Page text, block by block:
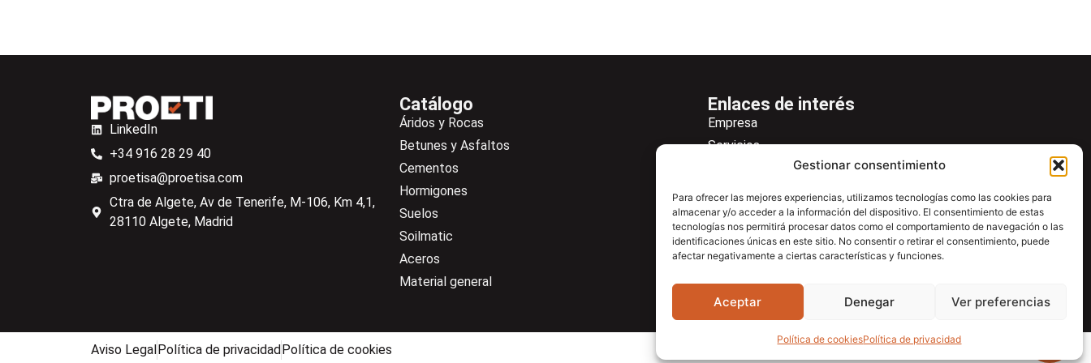
Gestionar consentimiento
Para ofrecer las mejores experiencias, utilizamos tecnologías como las cookies para
almacenar y/o acceder a la información del dispositivo. El consentimiento de estas
tecnologías nos permitirá procesar datos como el comportamiento de navegación o las
identificaciones únicas en este sitio. No consentir o retirar el consentimiento, puede
afectar negativamente a ciertas características y funciones.
Aceptar Denegar Ver preferencias
Política de cookiesPolítica de privacidad
LinkedIn
+34 916 28 29 40
proetisa@proetisa.com
Ctra de Algete, Av de Tenerife, M-106, Km 4,1,
28110 Algete, Madrid
Catálogo
Áridos y Rocas
Betunes y Asfaltos
Cementos
Hormigones
Suelos
Soilmatic
Aceros
Material general
Enlaces de interés
Empresa
Servicios
Newsletter
Descargas
Contacto
Centro de ayuda
Aviso LegalPolítica de privacidadPolítica de cookies